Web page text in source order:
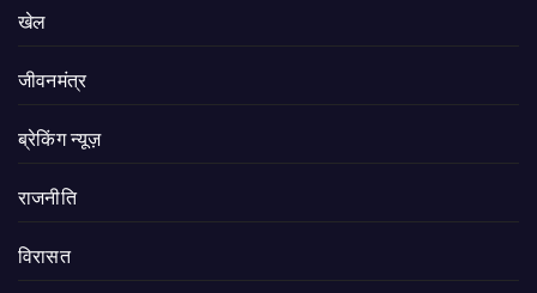
खेल
जीवनमंत्र
ब्रेकिंग न्यूज़
राजनीति
‍‍विरासत